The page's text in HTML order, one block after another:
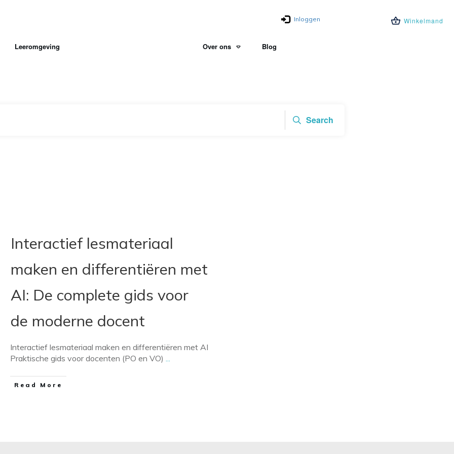
Inloggen Winkelmand
Leeromgeving Over ons Blog
Search
Interactief lesmateriaal
maken en differentiëren met
AI: De complete gids voor
de moderne docent
Interactief lesmateriaal maken en differentiëren met AI
Praktische gids voor docenten (PO en VO)...
​Read More